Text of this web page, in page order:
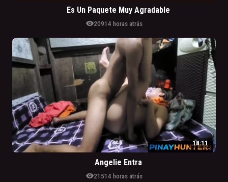
Es Un Paquete Muy Agradable
visibility20914 horas atrás
18:11
Angelie Entra
visibility21514 horas atrás